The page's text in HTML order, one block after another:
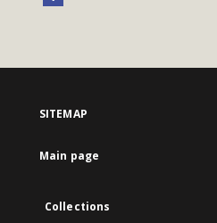
SITEMAP
Main page
Collections